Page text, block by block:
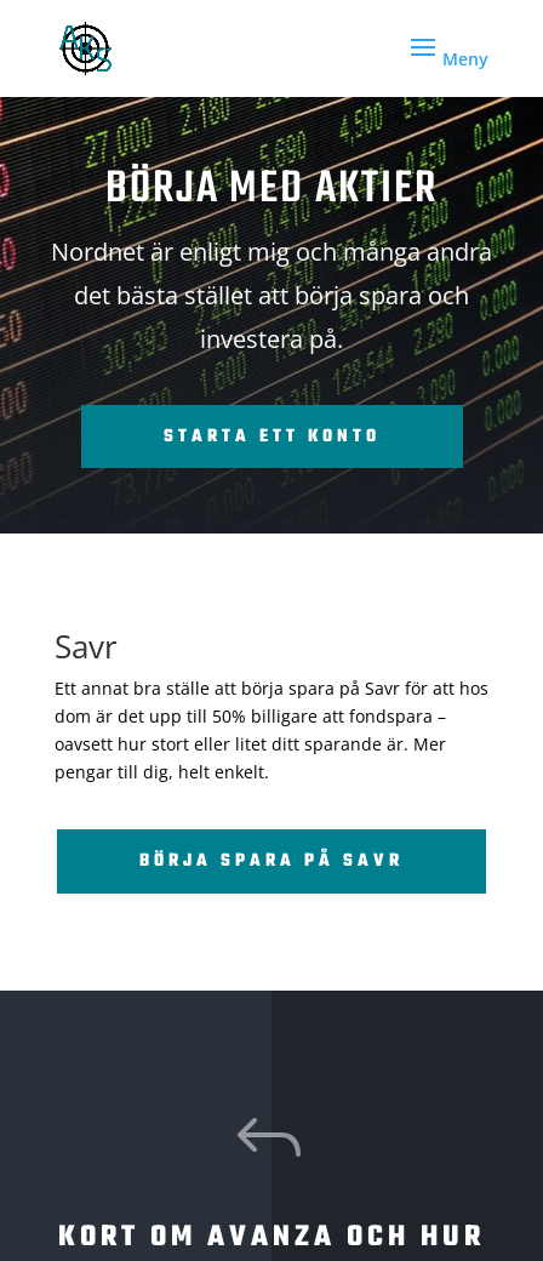
BÖRJA MED AKTIER
Nordnet är enligt mig och många andra
det bästa stället att börja spara och
investera på.
STARTA ETT KONTO
Savr
Ett annat bra ställe att börja spara på Savr för att hos
dom är det upp till 50% billigare att fondspara –
oavsett hur stort eller litet ditt sparande är. Mer
pengar till dig, helt enkelt.
BÖRJA SPARA PÅ SAVR
J
KORT OM AVANZA OCH HUR